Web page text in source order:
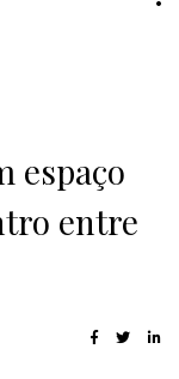
espaço
entre